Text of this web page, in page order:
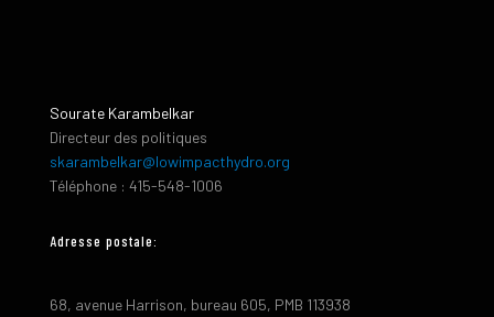
Sourate Karambelkar
Directeur des politiques
skarambelkar@lowimpacthydro.org
Téléphone : 415-548-1006
Adresse postale:
68, avenue Harrison, bureau 605, PMB 113938